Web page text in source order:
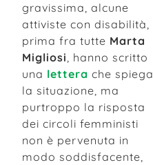
gravissima, alcune
attiviste con disabilità,
prima fra tutte Marta
Migliosi, hanno scritto
una lettera che spiega
la situazione, ma
purtroppo la risposta
dei circoli femministi
non è pervenuta in
modo soddisfacente,